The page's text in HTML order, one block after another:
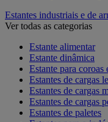
Estantes industriais e de
Ver todas as categorias
Estante alimentar
Estante dinâmica
Estante para coroas
Estantes de cargas
Estantes de cargas
Estantes de cargas
Estantes de paletes